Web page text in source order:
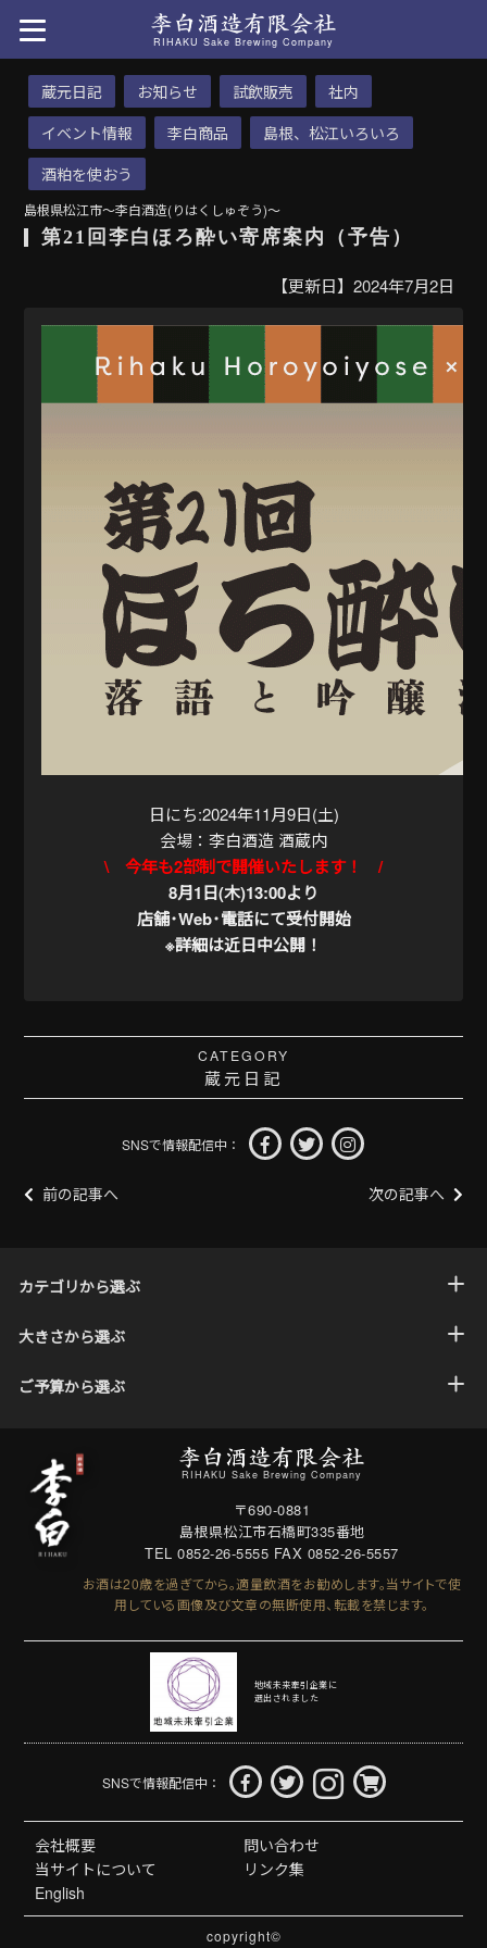
RIHAKU Sake Brewing Company
蔵元日記 お知らせ 試飲販売
社内
イベント情報
李白商品
島根、松江いろいろ
酒粕を使おう
島根県松江市〜李白酒造(りはくしゅぞう)〜
第21回李白ほろ酔い寄席案内（予告）
【更新日】2024年7月2日
日にち:2024年11月9日(土)
会場：李白酒造 酒蔵内
\ 今年も2部制で開催いたします！ /
8月1日(木)13:00より
店舗･Web･電話にて受付開始
※詳細は近日中公開！
CATEGORY
蔵元日記
SNSで情報配信中：
前の記事へ 次の記事へ
カテゴリから選ぶ
大きさから選ぶ
ご予算から選ぶ
RIHAKU Sake Brewing Company
〒690-0881
島根県松江市石橋町335番地
TEL 0852-26-5555 FAX 0852-26-5557
お酒は20歳を過ぎてから。適量飲酒をお勧めします。当サイトで使
用している画像及び文章の無断使用、転載を禁じます。
地域未来牽引企業に
選出されました
SNSで情報配信中：
会社概要
問い合わせ
当サイトについて
リンク集
English
copyright©